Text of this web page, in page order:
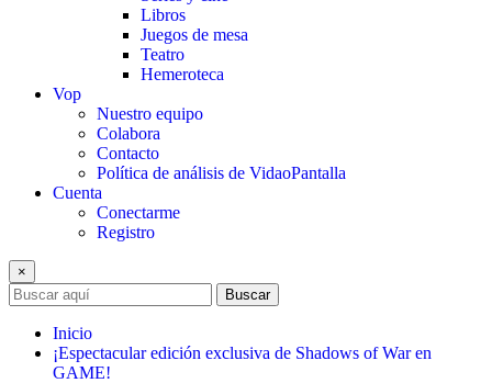
Libros
Juegos de mesa
Teatro
Hemeroteca
Vop
Nuestro equipo
Colabora
Contacto
Política de análisis de VidaoPantalla
Cuenta
Conectarme
Registro
×
Buscar
Inicio
¡Espectacular edición exclusiva de Shadows of War en
GAME!